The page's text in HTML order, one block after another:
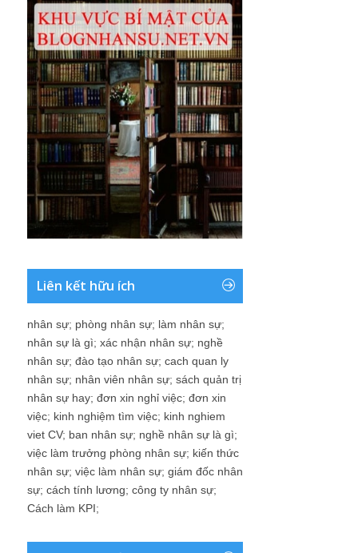
Liên kết hữu ích
nhân sự; phòng nhân sự; làm nhân sự;
nhân sự là gì; xác nhận nhân sự; nghề
nhân sự; đào tạo nhân sự; cach quan ly
nhân sự; nhân viên nhân sự; sách quản trị
nhân sự hay; đơn xin nghỉ việc; đơn xin
việc; kinh nghiệm tìm việc; kinh nghiem
viet CV; ban nhân sự; nghề nhân sự là gì;
việc làm trưởng phòng nhân sự; kiến thức
nhân sự; việc làm nhân sự; giám đốc nhân
sự; cách tính lương; công ty nhân sự;
Cách làm KPI;